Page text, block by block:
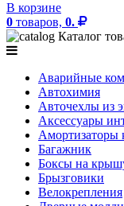
В корзине
0 товаров, 0.
Каталог
Аварийные
Автохимия
Авточехлы из
Аксессуары
Амортизаторы
Багажник
Боксы на
Брызговики
Велокрепления